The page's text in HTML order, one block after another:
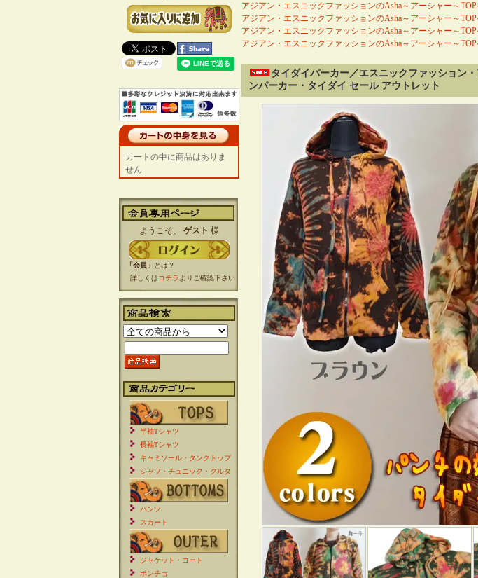
アジアン・エスニックファッションのAsha～アーシャー～
アジアン・エスニックファッションのAsha～アーシャー～
アジアン・エスニックファッションのAsha～アーシャー～
アジアン・エスニックファッションのAsha～アーシャー～
タイダイパーカー／エスニックファッション
ンパーカー・タイダイ セール アウトレット
カートの中に商品はありま
せん
ようこそ、 ゲスト 様
「会員」
とは？
詳しくはコチラ よりご確認下さい
半袖Tシャツ
長袖Tシャツ
キャミソール・タンクトップ
シャツ・チュニック・クルタ
パンツ
スカート
ジャケット・コート
ポンチョ